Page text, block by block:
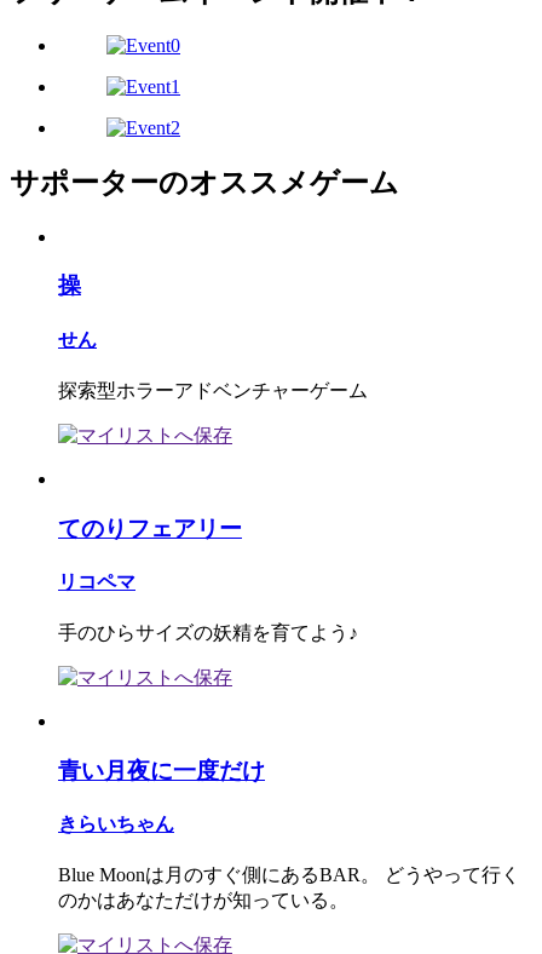
サポーターのオススメゲーム
操
せん
探索型ホラーアドベンチャーゲーム
てのりフェアリー
リコペマ
手のひらサイズの妖精を育てよう♪
青い月夜に一度だけ
きらいちゃん
Blue Moonは月のすぐ側にあるBAR。 どうやって行く
のかはあなただけが知っている。